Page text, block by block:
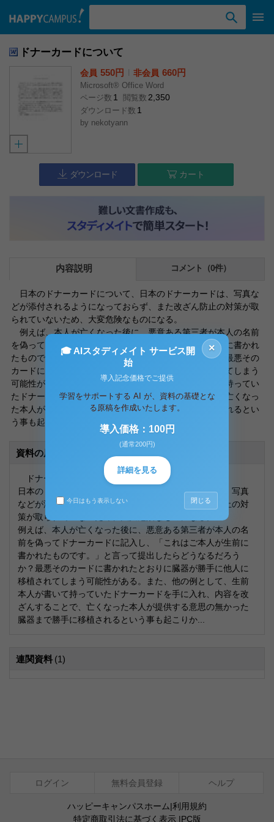
ドナーカードについて
会員 550円 非会員 660円
Microsoft® Office Word
ページ数 1 閲覧数 2,350
ダウンロード数 1
by nekotyann
ダウンロード カート
内容説明 コメント（0件）
日本のドナーカードについて、日本のドナーカードは、写真な
どが添付されるようになっておらず、また改ざん防止の対策が取
られていないため、大変危険なものになる。
例えば、本人が亡くなった後に、悪意ある第三者が本人の名前
を偽ってドナーカードに記入し、「これはご本人が生前に書かれ
たものです。」と言って提出したらどうなるだろうか？最悪その
カードに書かれたとおりに臓器が勝手に他人に移植されてしまう
可能性がある。また、他の例として、生前本人が書いて持ってい
たドナーカードを手に入れ、内容を改ざんすることで、亡くなっ
た本人が提供する意思の無かった臓器まで勝手に移植されるとい
う事も起こりかねない。
資料の原本内容
ドナーカードについて
日本のドナーカードについて、日本のドナーカードは、写真
などが添付されるようになっておらず、また改ざん防止の対
策が取られていないため、大変危険なものになる。
例えば、本人が亡くなった後に、悪意ある第三者が本人の名
前を偽ってドナーカードに記入し、「これはご本人が生前に
書かれたものです。」と言って提出したらどうなるだろう
か？最悪そのカードに書かれたとおりに臓器が勝手に他人に
移植されてしまう可能性がある。また、他の例として、生前
本人が書いて持っていたドナーカードを手に入れ、内容を改
ざんすることで、亡くなった本人が提供する意思の無かった
臓器まで勝手に移植されるという事も起こりか...
連関資料 (1)
ログイン 無料会員登録 ヘルプ
ハッピーキャンパスホーム|利用規約
特定商取引法に基づく表示|PC版
×
🎓 AIスタディメイト サービス開
始
導入記念価格でご提供
学習をサポートする AI が、資料の基礎とな
る原稿を作成いたします。
導入価格：100円
(通常200円)
詳細を見る
今日はもう表示しない 閉じる